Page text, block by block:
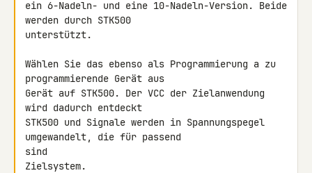
ein 6-Nadeln- und eine 10-Nadeln-Version. Beide
werden durch STK500
unterstützt.
Wählen Sie das ebenso als Programmierung a zu
programmierende Gerät aus
Gerät auf STK500. Der VCC der Zielanwendung
wird dadurch entdeckt
STK500 und Signale werden in Spannungspegel
umgewandelt, die für passend
sind
Zielsystem.